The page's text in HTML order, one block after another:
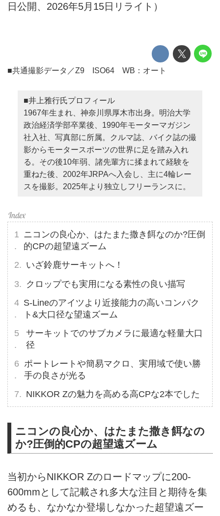
日公開、2026年5月15日リライト）
■共通撮影データ／Z9 ISO64 WB：オート
■井上雅行氏プロフィール
1967年生まれ、神奈川県厚木市出身。明治大学
政治経済学部卒業後、1990年モーターマガジン
社入社、写真部に所属。クルマ誌、バイク誌の撮
影からモータースポーツの世界に足を踏み入れ
る。その後10年弱、諸先輩方に揉まれて経験を
重ねた後、2002年JRPAへ入会し、主に4輪レー
スを撮影。2025年より独立しフリーランスに。
ニコンの良心か、はたまた撒き餌なのか?圧倒
的CPの超望遠ズーム
いざ鈴鹿サーキットへ！
クロップでも実用になる素性の良い描写
S-Lineのアイツより近接能力の高いコンパク
ト&大口径な望遠ズーム
サーキットでのサブカメラに最適な軽量大口
径
ポートレートや簡易マクロ、実用域で使い勝
手の良さが光る
NIKKOR Zの魅力を高める高CPな2本でした
ニコンの良心か、はたまた撒き餌なの
か?圧倒的CPの超望遠ズーム
当初からNIKKOR Zのロードマップに200-
600mmとして記載され多大な注目と期待を集
めるも、なかなか登場しなかった超望遠ズー